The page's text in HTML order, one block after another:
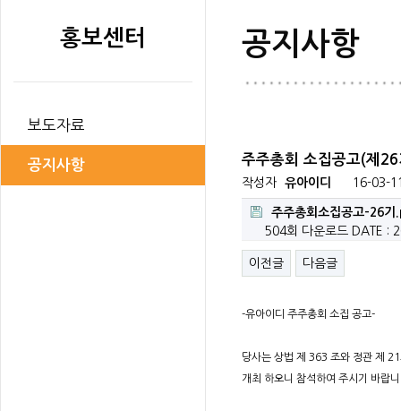
홍보센터
보도자료
공지사항
공지사항
주주총회 소집공고(제
작성자 유아이디 16-03-
주주총회소집공고-26
504회 다운로드
DATE :
이전글 다음글
-유아이디 주주총회 소집 공고-
당사는 상법 제 363 조와 정관 제
개최 하오니 참석하여 주시기 바랍